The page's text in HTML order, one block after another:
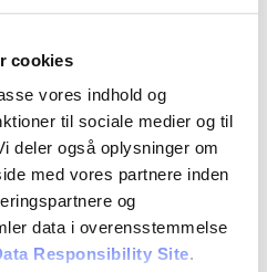
cookies
vores indhold og
til sociale medier og til
deler også oplysninger om
med vores partnere inden
og
data i overensstemmelse
Responsibility Site.